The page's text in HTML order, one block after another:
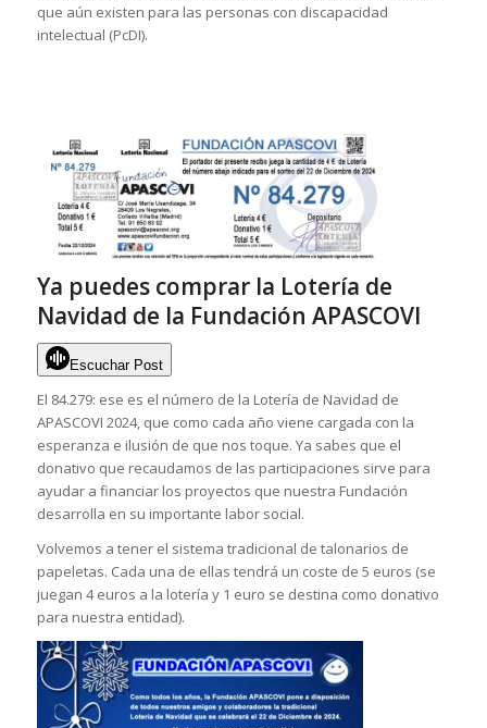
que aún existen para las personas con discapacidad
intelectual (PcDI).
Ya puedes comprar la Lotería de
Navidad de la Fundación APASCOVI
Escuchar Post
El 84.279: ese es el número de la Lotería de Navidad de
APASCOVI 2024, que como cada año viene cargada con la
esperanza e ilusión de que nos toque. Ya sabes que el
donativo que recaudamos de las participaciones sirve para
ayudar a financiar los proyectos que nuestra Fundación
desarrolla en su importante labor social.
Volvemos a tener el sistema tradicional de talonarios de
papeletas. Cada una de ellas tendrá un coste de 5 euros (se
juegan 4 euros a la lotería y 1 euro se destina como donativo
para nuestra entidad).